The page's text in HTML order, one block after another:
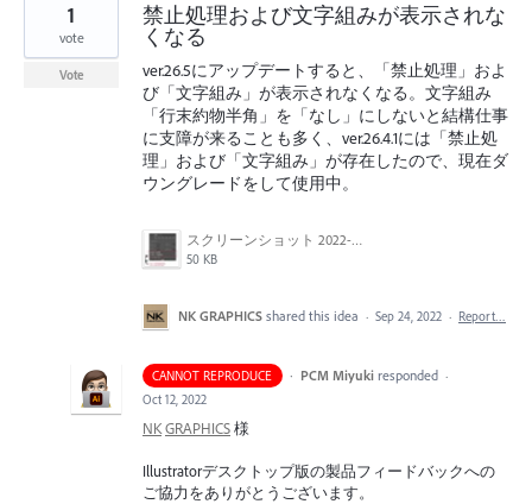
禁止処理および文字組みが表示されな
くなる
ver.26.5にアップデートすると、「禁止処理」およ
び「文字組み」が表示されなくなる。文字組み
「行末約物半角」を「なし」にしないと結構仕事
に支障が来ることも多く、ver.26.4.1には「禁止処
理」および「文字組み」が存在したので、現在ダ
ウングレードをして使用中。
スクリーンショット 2022-09-24 110011.jpg
50 KB
1
vote
Vote
NK GRAPHICS shared this idea · Sep 24, 2022 · Report…
CANNOT REPRODUCE · PCM Miyuki responded ·
Oct 12, 2022
NKGRAPHICS様
Illustratorデスクトップ版の製品フィードバックへの
ご協力をありがとうございます。